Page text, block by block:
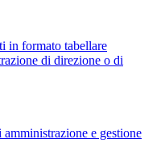
in formato tabellare
di direzione o di
e gestione